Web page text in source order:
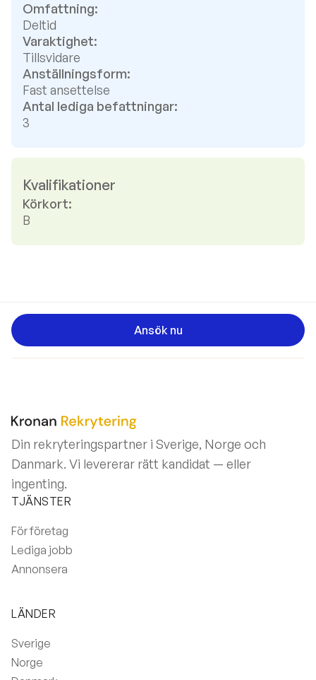
Omfattning:
Deltid
Varaktighet:
Tillsvidare
Anställningsform:
Fast ansettelse
Antal lediga befattningar:
3
Kvalifikationer
Körkort:
B
Ansök nu
Din rekryteringspartner i Sverige, Norge och
Danmark. Vi levererar rätt kandidat — eller
ingenting.
TJÄNSTER
För företag
Lediga jobb
Annonsera
LÄNDER
Sverige
Norge